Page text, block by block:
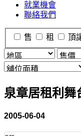
就業機會
聯絡我們
售 租 頂
泉章居租利舞
2005-06-04